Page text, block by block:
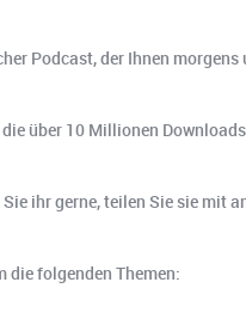
Podcast, der Ihnen
über 10 Millionen
ihr gerne, teilen Sie sie mit
die folgenden Themen: